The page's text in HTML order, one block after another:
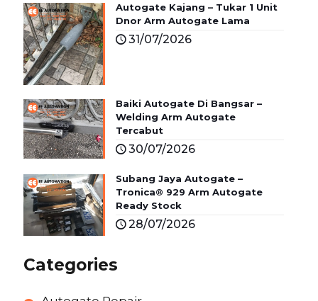
Autogate Kajang – Tukar 1 Unit
Dnor Arm Autogate Lama
31/07/2026
Baiki Autogate Di Bangsar –
Welding Arm Autogate
Tercabut
30/07/2026
Subang Jaya Autogate –
Tronica® 929 Arm Autogate
Ready Stock
28/07/2026
Categories